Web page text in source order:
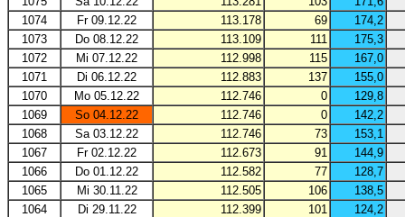
1074
Fr 09.12.22 113.178 69
174,2
1073
Do 08.12.22 113.109 111
175,3
1072
Mi 07.12.22 112.998 115
167,0
1071
Di 06.12.22 112.883 137
155,0
1070
Mo 05.12.22 112.746 0
129,8
1069
So 04.12.22 112.746 0
142,2
1068
Sa 03.12.22 112.746 73
153,1
1067
Fr 02.12.22 112.673 91
144,9
1066
Do 01.12.22 112.582 77
128,7
1065
Mi 30.11.22 112.505 106
138,5
1064
Di 29.11.22 112.399 101
124,2